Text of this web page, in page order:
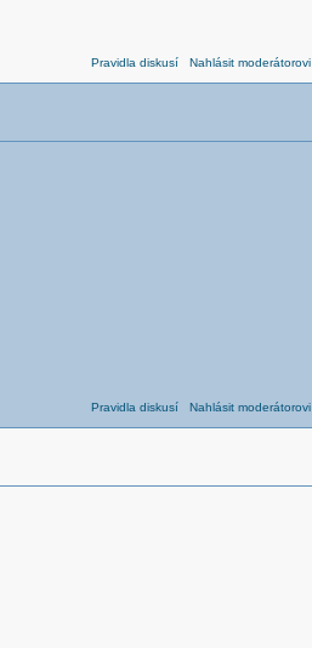
Pravidla diskusí Nahlásit moderátorovi
Pravidla diskusí Nahlásit moderátorovi